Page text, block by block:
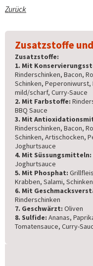
Zurück
Zusatzstoffe
Zusatzstoffe:
1. Mit
Rinderschinken, Bacon,
Schinken, Peperoniwurst,
mild/scharf, Curry-Sauce
2. Mit Farbstoffe:
BBQ Sauce
3. Mit
Rinderschinken, Bacon,
Schinken, Artischocken,
Joghurtsauce
4. Mit Süssungsmitteln:
Joghurtsauce
5. Mit Phosphat:
Krabben, Salami,
6. Mit
Rinderschinken
7. Geschwärzt: Oliven
8. Sulfide: Ananas,
Tomatensauce, Curry-